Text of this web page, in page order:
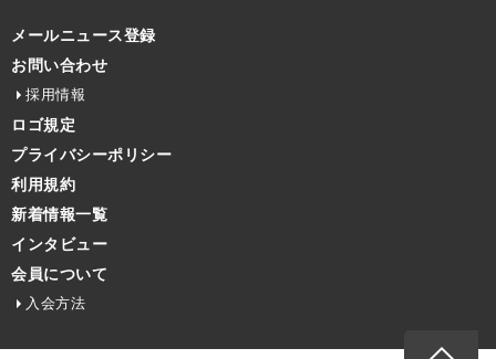
メールニュース登録
お問い合わせ
採用情報
ロゴ規定
プライバシーポリシー
利用規約
新着情報一覧
インタビュー
会員について
入会方法